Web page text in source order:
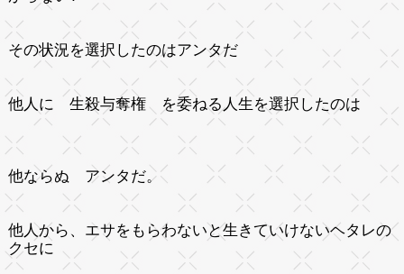
その状況を選択したのはアンタだ
他人に 生殺与奪権を委ねる人生を選択したのは
他ならぬ アンタだ。
他人から、エサをもらわないと生きていけないヘタレの
クセに